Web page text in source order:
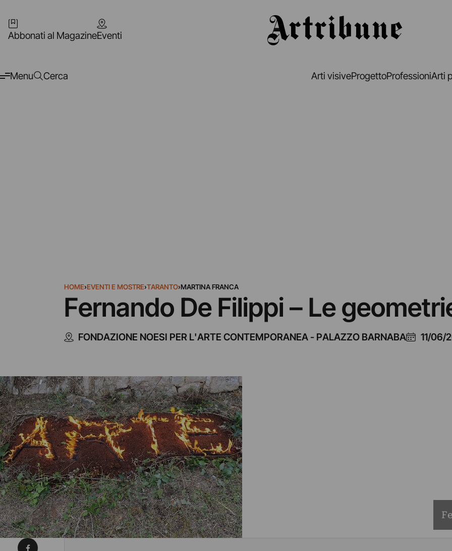
Abbonati al MagazineEventi
Menu Cerca Arti visiveProgettoProfessioniArti
HOME›EVENTI E MOSTRE›TARANTO›MARTINA FRANCA
Fernando De Filippi – Le
FONDAZIONE NOESI PER L'ARTE CONTEMPORANEA - PALAZZO BARNABA 11/06/
Condividi su Facebook